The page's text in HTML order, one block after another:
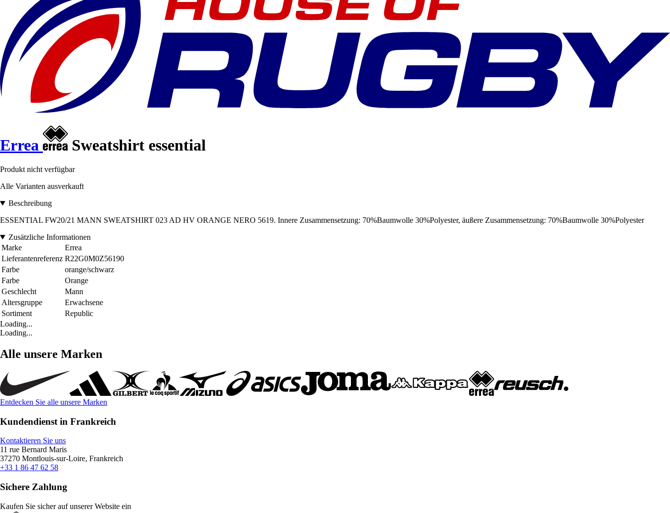
Errea Sweatshirt essential
Produkt nicht verfügbar
Alle Varianten ausverkauft
Beschreibung
ESSENTIAL FW20/21 MANN SWEATSHIRT 023 AD HV ORANGE NERO 5619. Innere Zusammensetzung: 70%Baumwolle 30%Polyester, äußere Zusammensetzung: 70%Baumwolle 30%Polyester
Zusätzliche Informationen
Marke
Errea
Lieferantenreferenz R22G0M0Z56190
Farbe
orange/schwarz
Farbe
Orange
Geschlecht
Mann
Altersgruppe
Erwachsene
Sortiment
Republic
Loading...
Loading...
Alle unsere Marken
Entdecken Sie alle unsere Marken
Kundendienst in Frankreich
Kontaktieren Sie uns
11 rue Bernard Maris
37270 Montlouis-sur-Loire, Frankreich
+33 1 86 47 62 58
Sichere Zahlung
Kaufen Sie sicher auf unserer Website ein